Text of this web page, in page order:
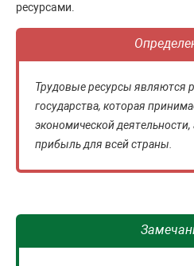
ресурсами.
Трудовые ресурсы являются
государства, которая
экономической деятельности,
прибыль для всей страны.